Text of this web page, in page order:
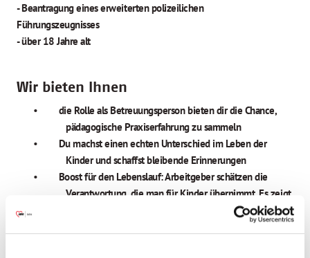
- Beantragung eines erweiterten polizeilichen
Führungszeugnisses
- über 18 Jahre alt
Wir bieten Ihnen
•
die Rolle als Betreuungsperson bieten dir die Chance,
pädagogische Praxiserfahrung zu sammeln
•
Du machst einen echten Unterschied im Leben der
Kinder und schaffst bleibende Erinnerungen
•
Boost für den Lebenslauf: Arbeitgeber schätzen die
Verantwortung, die man für Kinder übernimmt. Es zeigt